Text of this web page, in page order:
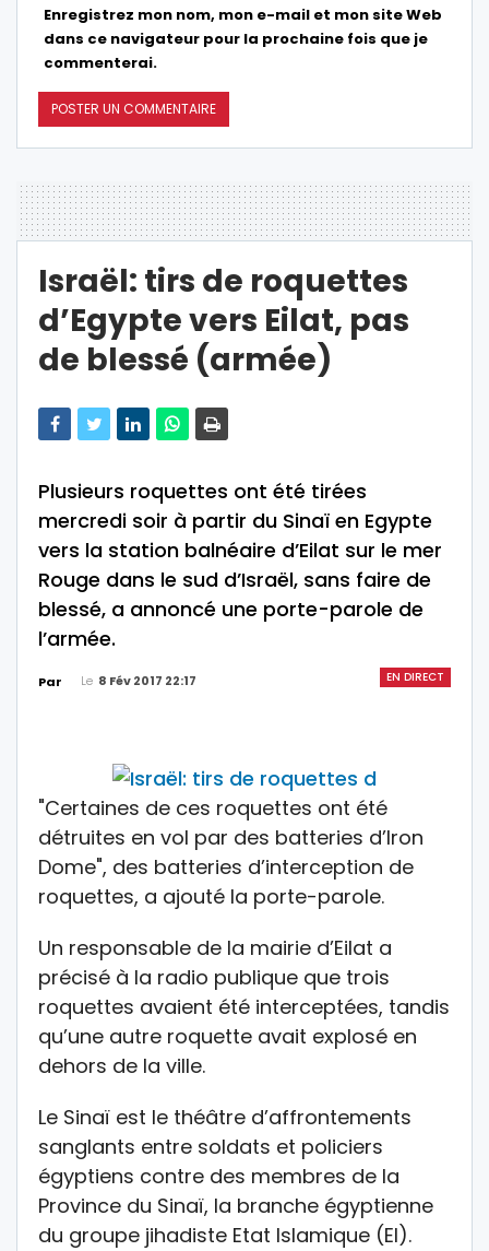
Enregistrez mon nom, mon e-mail et mon site Web
dans ce navigateur pour la prochaine fois que je
commenterai.
Israël: tirs de roquettes
d’Egypte vers Eilat, pas
de blessé (armée)
Plusieurs roquettes ont été tirées
mercredi soir à partir du Sinaï en Egypte
vers la station balnéaire d’Eilat sur le mer
Rouge dans le sud d’Israël, sans faire de
blessé, a annoncé une porte-parole de
l’armée.
EN DIRECT
Par Le 8 Fév 2017 22:17
"Certaines de ces roquettes ont été
détruites en vol par des batteries d’Iron
Dome", des batteries d’interception de
roquettes, a ajouté la porte-parole.
Un responsable de la mairie d’Eilat a
précisé à la radio publique que trois
roquettes avaient été interceptées, tandis
qu’une autre roquette avait explosé en
dehors de la ville.
Le Sinaï est le théâtre d’affrontements
sanglants entre soldats et policiers
égyptiens contre des membres de la
Province du Sinaï, la branche égyptienne
du groupe jihadiste Etat Islamique (EI).